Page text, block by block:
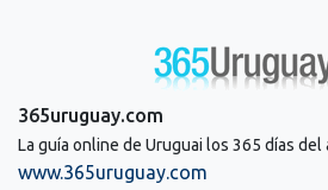
365uruguay.com
La guía online de Uruguai los 365 días del
www.365uruguay.com